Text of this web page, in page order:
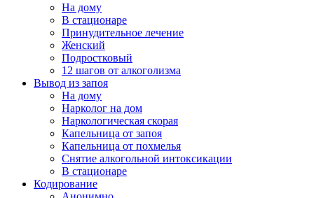
На дому
В стационаре
Принудительное лечение
Женский
Подростковый
12 шагов от алкоголизма
Вывод из запоя
На дому
Нарколог на дом
Наркологическая скорая
Капельница от запоя
Капельница от похмелья
Снятие алкогольной интоксикации
В стационаре
Кодирование